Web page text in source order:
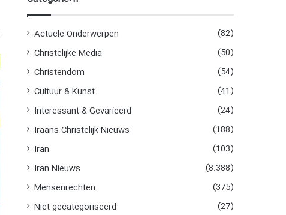
n
Actuele Onderwerpen
(82)
Christelijke Media
(50)
Christendom
(54)
Cultuur & Kunst
(41)
Interessant & Gevarieerd
(24)
Iraans Christelijk Nieuws
(188)
Iran
(103)
Iran Nieuws
(8.388)
Mensenrechten
(375)
Niet gecategoriseerd
(27)